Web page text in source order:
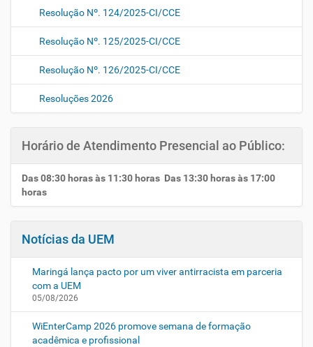
Resolução Nº. 124/2025-CI/CCE
Resolução Nº. 125/2025-CI/CCE
Resolução Nº. 126/2025-CI/CCE
Resoluções 2026
Horário de Atendimento Presencial ao Público:
Das 08:30 horas às 11:30 horas Das 13:30 horas às 17:00
horas
Notícias da UEM
Maringá lança pacto por um viver antirracista em parceria
com a UEM
05/08/2026
WiEnterCamp 2026 promove semana de formação
acadêmica e profissional